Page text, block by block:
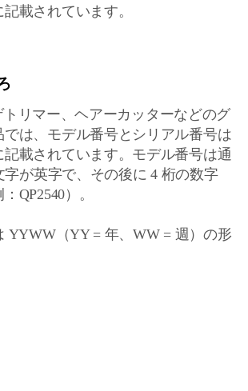
載されています。
トリマー、ヘアーカッターなどのグ
では、モデル番号とシリアル番号は
載されています。モデル番号は通
字が英字で、その後に 4 桁の数字
QP2540）。
YYWW（YY = 年、WW = 週）の形